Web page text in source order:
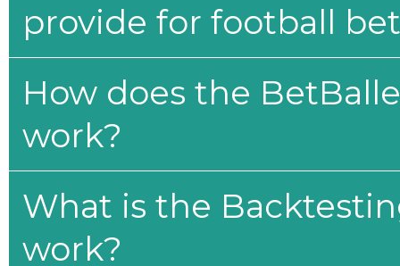
provide for football
How does the
work?
What is the
work?